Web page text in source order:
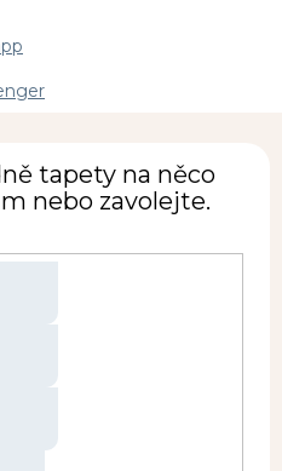
tapety na něco
nebo zavolejte.